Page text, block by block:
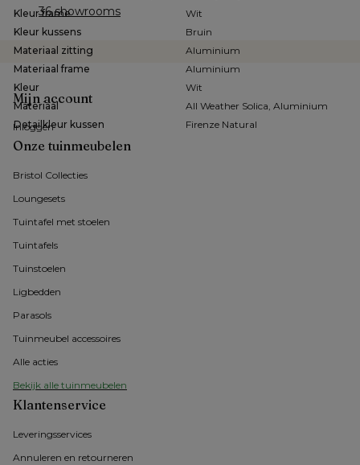
Kleur frame
Wit
Kleur kussens
Bruin
Materiaal zitting
Aluminium
Materiaal frame
Aluminium
Kleur
Wit
Materiaal
All Weather Solica, Aluminium
Detailkleur kussen
Firenze Natural
36 showrooms
Onze tuinmeubelen
Bristol Collecties
Loungesets
Tuintafel met stoelen
Tuintafels
Tuinstoelen
Ligbedden
Parasols
Tuinmeubel accessoires
Alle acties
Bekijk alle tuinmeubelen
Klantenservice
Leveringsservices
Annuleren en retourneren
Mijn account
Inloggen